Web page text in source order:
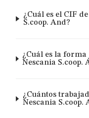
¿Cuál es el CIF
S.coop. And?
¿Cuál es la
Nescania S.coop.
¿Cuántos
Nescania S.coop.